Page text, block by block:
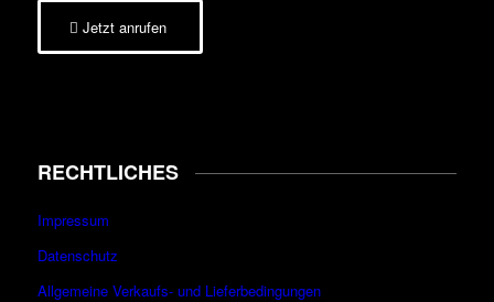
Jetzt anrufen
RECHTLICHES
Impressum
Datenschutz
Allgemeine Verkaufs- und Lieferbedingungen